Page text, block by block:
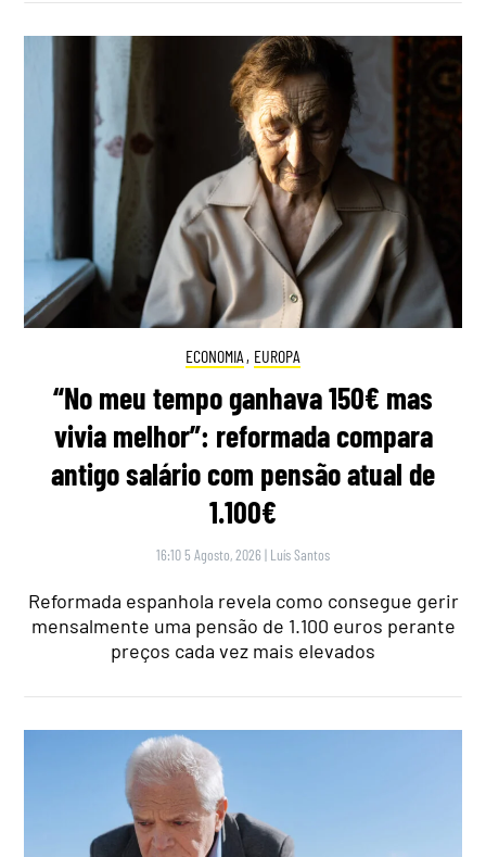
ECONOMIA , EUROPA
“No meu tempo ganhava 150€ mas
vivia melhor”: reformada compara
antigo salário com pensão atual de
1.100€
16:10 5 Agosto, 2026 | Luís Santos
Reformada espanhola revela como consegue gerir
mensalmente uma pensão de 1.100 euros perante
preços cada vez mais elevados